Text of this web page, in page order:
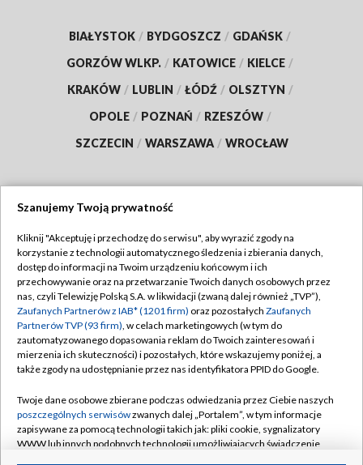
BIAŁYSTOK / BYDGOSZCZ / GDAŃSK /
GORZÓW WLKP. / KATOWICE / KIELCE /
KRAKÓW / LUBLIN / ŁÓDŹ / OLSZTYN /
OPOLE / POZNAŃ / RZESZÓW /
SZCZECIN / WARSZAWA / WROCŁAW
TVP
Abonament TVP
Emisja w TVP
Centrum informacji TVP
Naziemna Telewizja Cyfrowa
Rada Programowa
System NOS
Regulamin TVP
Polityka prywatności
Moje zgody
Pomoc
Kontakt
Szanujemy Twoją prywatność
Kliknij "Akceptuję i przechodzę do serwisu", aby wyrazić zgody na
korzystanie z technologii automatycznego śledzenia i zbierania danych,
dostęp do informacji na Twoim urządzeniu końcowym i ich
przechowywanie oraz na przetwarzanie Twoich danych osobowych przez
nas, czyli Telewizję Polską S.A. w likwidacji (zwaną dalej również „TVP”),
Zaufanych Partnerów z IAB* (1201 firm) oraz pozostałych Zaufanych
Partnerów TVP (93 firm), w celach marketingowych (w tym do
zautomatyzowanego dopasowania reklam do Twoich zainteresowań i
mierzenia ich skuteczności) i pozostałych, które wskazujemy poniżej, a
także zgody na udostępnianie przez nas identyfikatora PPID do Google.
Twoje dane osobowe zbierane podczas odwiedzania przez Ciebie naszych
poszczególnych serwisówzwanych dalej „Portalem”, w tym informacje
zapisywane za pomocą technologii takich jak: pliki cookie, sygnalizatory
WWW lub innych podobnych technologii umożliwiających świadczenie